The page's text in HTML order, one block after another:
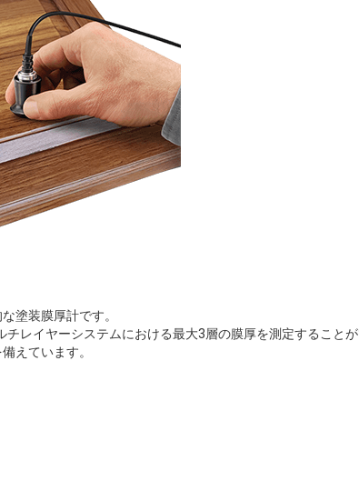
塗装膜厚計です。
レイヤーシステムにおける最大3層の膜厚を測定することが
えています。